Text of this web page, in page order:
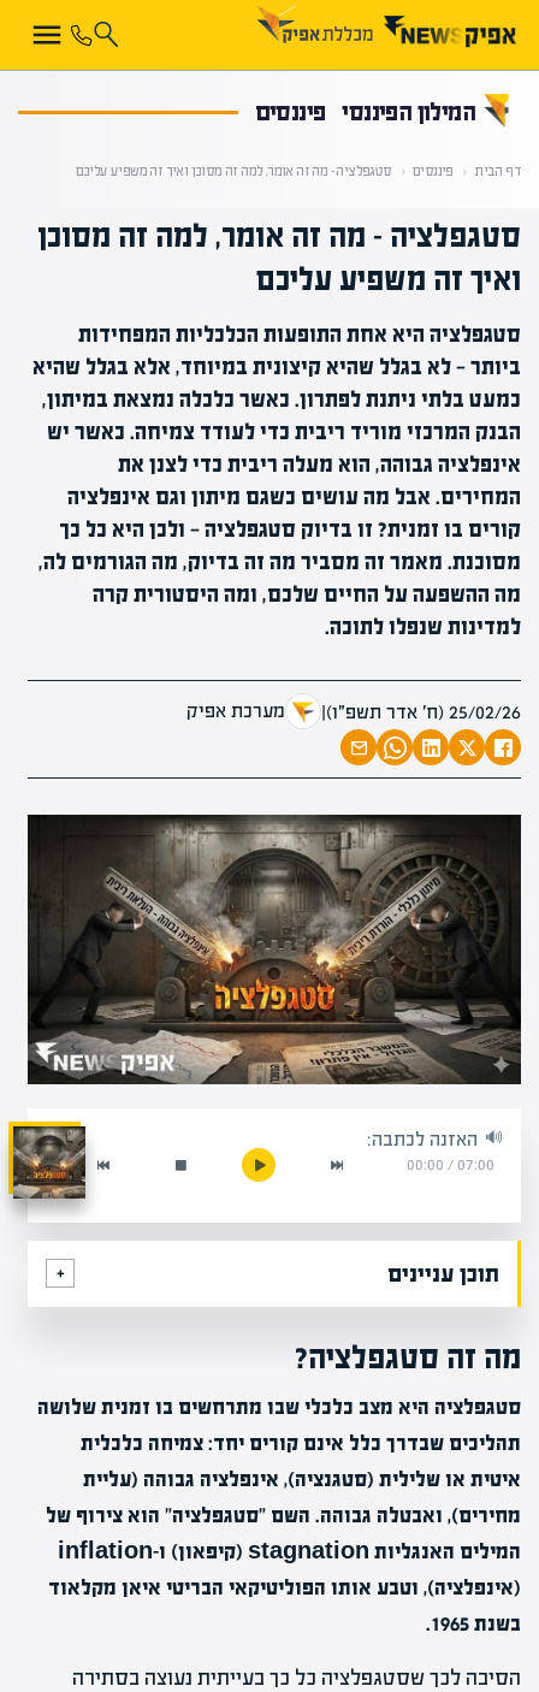
המילון הפיננסי פיננסים
דף הבית ‹ פיננסים ‹ סטגפלציה – מה זה אומר, למה זה מסוכן ואיך זה משפיע עליכם
סטגפלציה – מה זה אומר, למה זה מסוכן
ואיך זה משפיע עליכם
סטגפלציה היא אחת התופעות הכלכליות המפחידות
ביותר — לא בגלל שהיא קיצונית במיוחד, אלא בגלל שהיא
כמעט בלתי ניתנת לפתרון. כאשר כלכלה נמצאת במיתון,
הבנק המרכזי מוריד ריבית כדי לעודד צמיחה. כאשר יש
אינפלציה גבוהה, הוא מעלה ריבית כדי לצנן את
המחירים. אבל מה עושים כשגם מיתון וגם אינפלציה
קורים בו זמנית? זו בדיוק סטגפלציה — ולכן היא כל כך
מסוכנת. מאמר זה מסביר מה זה בדיוק, מה הגורמים לה,
מה ההשפעה על החיים שלכם, ומה היסטורית קרה
למדינות שנפלו לתוכה.
25/02/26 (ח׳ אדר תשפ״ו) | מערכת אפיק
האזנה לכתבה:
07:00
/
00:00
תוכן עניינים
מה זה סטגפלציה?
סטגפלציה היא מצב כלכלי שבו מתרחשים בו זמנית שלושה
תהליכים שבדרך כלל אינם קורים יחד: צמיחה כלכלית
איטית או שלילית (סטגנציה), אינפלציה גבוהה (עליית
מחירים), ואבטלה גבוהה. השם "סטגפלציה" הוא צירוף של
המילים האנגליות stagnation (קיפאון) ו-inflation
(אינפלציה), וטבע אותו הפוליטיקאי הבריטי איאן מקלאוד
בשנת 1965.
הסיבה לכך שסטגפלציה כל כך בעייתית נעוצה בסתירה